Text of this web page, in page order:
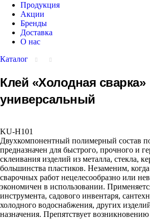
Продукция
Акции
Бренды
Доставка
О нас
Каталог
Клей «Холодная сварка»
универсальный
KU-H101
Двухкомпонентный полимерный состав
предназначен для быстрого, прочного и
склеивания изделий из металла, стекла,
большинства пластиков. Незаменим,
сварочных работ нецелесообразно или
экономичен в использовании.
инструмента, садового инвентаря,
холодного водоснабжения, других
назначения. Препятствует возникновению